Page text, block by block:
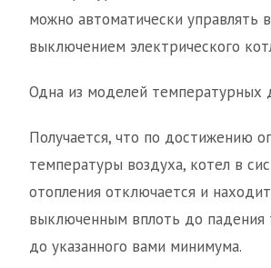
можно автоматически управлять
выключением электрического
Одна из моделей температурных
Получается, что по достижению
температуры воздуха, котел в
отопления отключается и
выключенным вплоть до падения
до указанного вами минимума.